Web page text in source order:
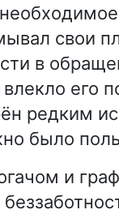
свои
в
его
редким
было
и